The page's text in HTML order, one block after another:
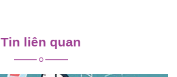
Tin liên quan